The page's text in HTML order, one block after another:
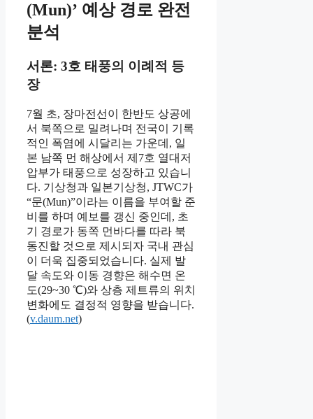
(Mun)’ 예상 경로 완전
분석
서론: 3호 태풍의 이례적 등
장
7월 초, 장마전선이 한반도 상공에
서 북쪽으로 밀려나며 전국이 기록
적인 폭염에 시달리는 가운데, 일
본 남쪽 먼 해상에서 제7호 열대저
압부가 태풍으로 성장하고 있습니
다. 기상청과 일본기상청, JTWC가
“문(Mun)”이라는 이름을 부여할 준
비를 하며 예보를 갱신 중인데, 초
기 경로가 동쪽 먼바다를 따라 북
동진할 것으로 제시되자 국내 관심
이 더욱 집중되었습니다. 실제 발
달 속도와 이동 경향은 해수면 온
도(29~30 ℃)와 상층 제트류의 위치
변화에도 결정적 영향을 받습니다.
(v.daum.net)